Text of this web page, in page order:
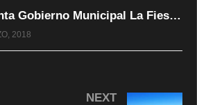
Presenta Gobierno Municipal La Fiesta del Siglo a más de mil 200 personas
2018
NEXT